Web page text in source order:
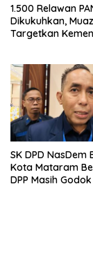
1.500 Relawan
Dikukuhkan,
Targetkan
SK DPD NasDem
Kota Mataram
DPP Masih